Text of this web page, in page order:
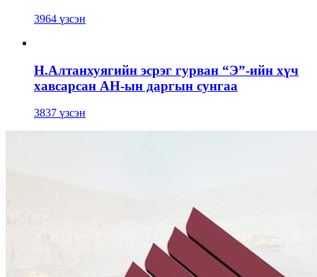
3964 үзсэн
Н.Алтанхуягийн эсрэг гурван “Э”-ийн хүч
хавсарсан АН-ын даргын сунгаа
3837 үзсэн